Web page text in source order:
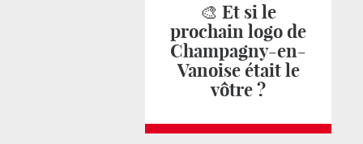
🎨 Et si le
prochain logo de
Champagny-en-
Vanoise était le
vôtre ?